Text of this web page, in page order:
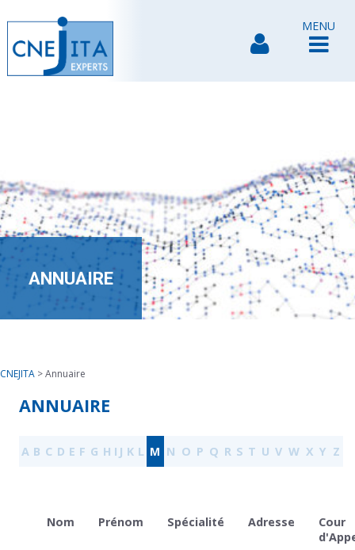
MENU
ANNUAIRE
CNEJITA >Annuaire
ANNUAIRE
A B C D E F G H I J K L M N O P Q R S T U V W X Y Z
Nom Prénom Spécialité Adresse
Cour